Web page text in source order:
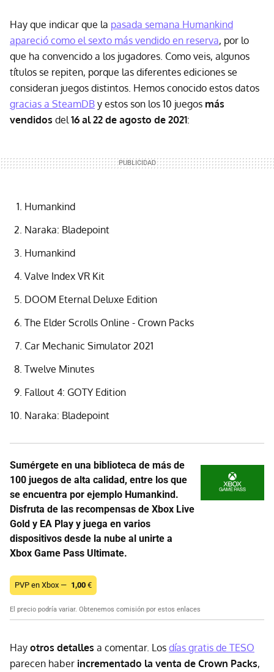
Hay que indicar que la pasada semana Humankind
apareció como el sexto más vendido en reserva, por lo
que ha convencido a los jugadores. Como veis, algunos
títulos se repiten, porque las diferentes ediciones se
consideran juegos distintos. Hemos conocido estos datos
gracias a SteamDB y estos son los 10 juegos más
vendidos del 16 al 22 de agosto de 2021:
Humankind
Naraka: Bladepoint
Humankind
Valve Index VR Kit
DOOM Eternal Deluxe Edition
The Elder Scrolls Online - Crown Packs
Car Mechanic Simulator 2021
Twelve Minutes
Fallout 4: GOTY Edition
Naraka: Bladepoint
Sumérgete en una biblioteca de más de
100 juegos de alta calidad, entre los que
se encuentra por ejemplo Humankind.
Disfruta de las recompensas de Xbox Live
Gold y EA Play y juega en varios
dispositivos desde la nube al unirte a
Xbox Game Pass Ultimate.
PVP en Xbox — 1,00 €
El precio podría variar. Obtenemos comisión por estos enlaces
Hay otros detalles a comentar. Los días gratis de TESO
parecen haber incrementado la venta de Crown Packs,